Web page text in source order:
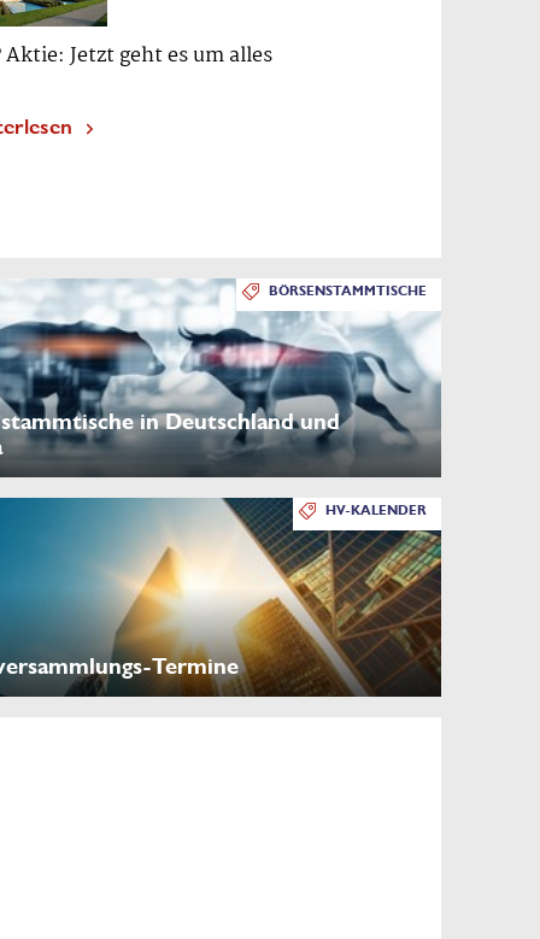
Aktie: Jetzt geht es um alles
BÖRSENSTAMMTISCHE
in Deutschland und
HV-KALENDER
Termine